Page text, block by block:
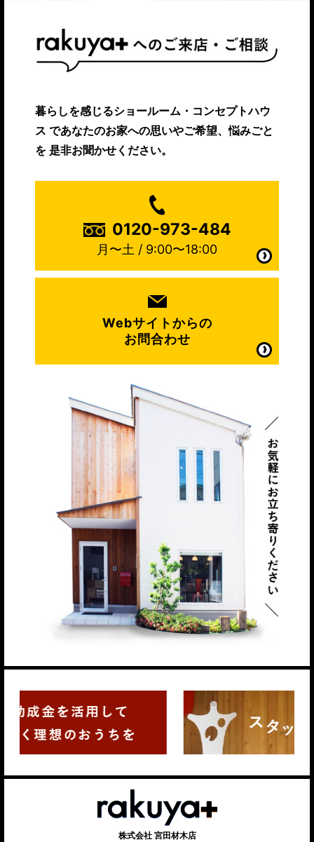
暮らしを感じるショールーム・コンセプトハウ
ス であなたのお家への思いやご希望、悩みごと
を 是非お聞かせください。
0120-973-484
月〜土 / 9:00〜18:00
Webサイトからの
お問合わせ
株式会社 宮田材木店